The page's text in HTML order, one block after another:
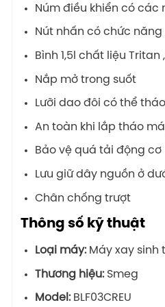
Núm điều khiển có
Nút nhấn có chức năng
Bình 1,5l chất liệu Tritan
Nắp mở trong suốt
Lưỡi dao đôi có thể
An toàn khi lắp tháo
Bảo vệ quá tải động cơ
Lưu giữ dây nguồn ở
Chân chống trượt
Thông số kỹ thuật
Loại máy:Máy xay sinh
Thương hiệu: Smeg
Model:BLF03CREU